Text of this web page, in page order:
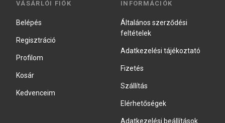
VÁSÁRLÓI FIÓK
Belépés
Regisztráció
Profilom
Kosár
Kedvenceim
INFORMÁCIÓK
Általános szerződési
feltételek
Adatkezelési tájékoztató
Fizetés
Szállítás
Elérhetőségek
Adatkezelési beállítások